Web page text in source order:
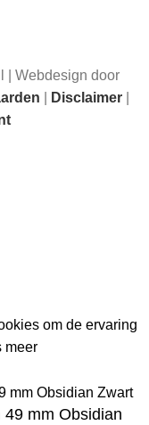
| Webdesign door
Disclaimer|
om de ervaring
meer
mm Obsidian